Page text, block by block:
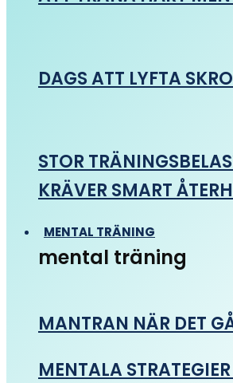
DAGS ATT LYFTA
STOR
KRÄVER SMART
MENTAL TRÄNING
mental träning
MANTRAN NÄR DET
MENTALA